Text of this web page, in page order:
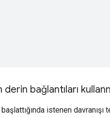
bağlantıları
istenen davranışı